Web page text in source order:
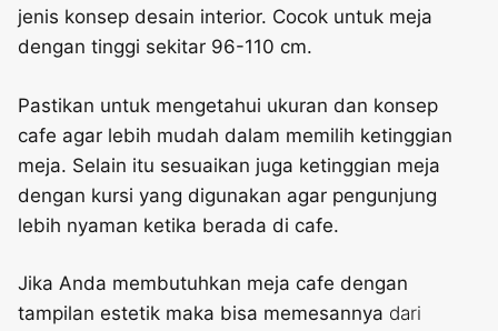
jenis konsep desain interior. Cocok untuk meja
dengan tinggi sekitar 96-110 cm.
Pastikan untuk mengetahui ukuran dan konsep
cafe agar lebih mudah dalam memilih ketinggian
meja. Selain itu sesuaikan juga ketinggian meja
dengan kursi yang digunakan agar pengunjung
lebih nyaman ketika berada di cafe.
Jika Anda membutuhkan meja cafe dengan
tampilan estetik maka bisa memesannya dari